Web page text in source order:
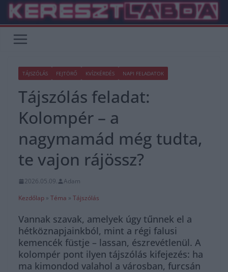
Skip
content
TÁJSZÓLÁS FEJTÖRŐ KVÍZKÉRDÉS NAPI FELADATOK
Tájszólás feladat:
Kolompér – a
nagymamád még tudta,
te vajon rájössz?
2026.05.09.
Adam
Kezdőlap » Téma » Tájszólás
Vannak szavak, amelyek úgy tűnnek el a
hétköznapjainkból, mint a régi falusi
kemencék füstje – lassan, észrevétlenül. A
kolompér pont ilyen tájszólás kifejezés: ha
ma kimondod valahol a városban, furcsán